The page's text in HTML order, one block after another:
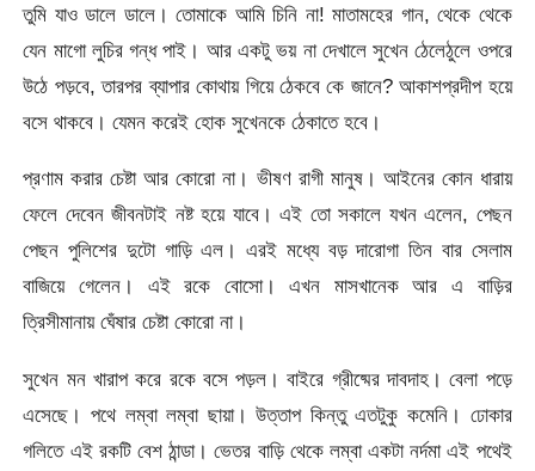
তুমি যাও ডালে ডালে। তোমাকে আমি চিনি না! মাতামহের গান, থেকে থেকে
যেন মাগো লুচির গন্ধ পাই। আর একটু ভয় না দেখালে সুখেন ঠেলেঠুলে ওপরে
উঠে পড়বে, তারপর ব্যাপার কোথায় গিয়ে ঠেকবে কে জানে? আকাশপ্রদীপ হয়ে
বসে থাকবে। যেমন করেই হোক সুখেনকে ঠেকাতে হবে।
প্রণাম করার চেষ্টা আর কোরো না। ভীষণ রাগী মানুষ। আইনের কোন ধারায়
ফেলে দেবেন জীবনটাই নষ্ট হয়ে যাবে। এই তো সকালে যখন এলেন, পেছন
পেছন পুলিশের দুটো গাড়ি এল। এরই মধ্যে বড় দারোগা তিন বার সেলাম
বাজিয়ে গেলেন। এই রকে বোসো। এখন মাসখানেক আর এ বাড়ির
ত্রিসীমানায় ঘেঁষার চেষ্টা কোরো না।
সুখেন মন খারাপ করে রকে বসে পড়ল। বাইরে গ্রীষ্মের দাবদাহ। বেলা পড়ে
এসেছে। পথে লম্বা লম্বা ছায়া। উত্তাপ কিন্তু এতটুকু কমেনি। ঢোকার
গলিতে এই রকটি বেশ ঠান্ডা। ভেতর বাড়ি থেকে লম্বা একটা নর্দমা এই পথেই